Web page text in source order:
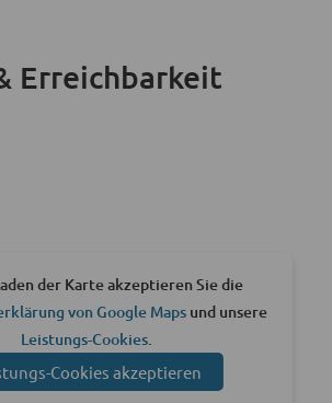
Erreichbarkeit
der Karte akzeptieren Sie die
von Google Mapsund unsere
Leistungs-Cookies
Cookies akzeptieren